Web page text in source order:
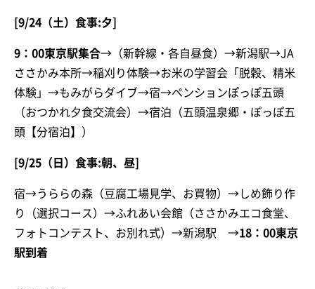
[9/24（土）食事:夕]
9：00東京駅集合→（新幹線・各自昼食）→新潟駅→JA
ささかみ本所→稲刈り体験→お米の学習会「脱穀、精米
体験」→もみがらダイブ→宿→ペンションぽっぽ五頭
（おつかれ夕食交流会）→宿泊（五頭温泉郷・ぽっぽ五
頭【分宿泊】）
[9/25（日）食事:朝、昼]
宿→うららの森（豆腐工場見学、お買物）→しめ飾り作
り（選択コース）→ふれあい会館（ささかみエコ食堂、
フォトコンテスト、お別れ式）→新潟駅 →18：00東京
駅到着